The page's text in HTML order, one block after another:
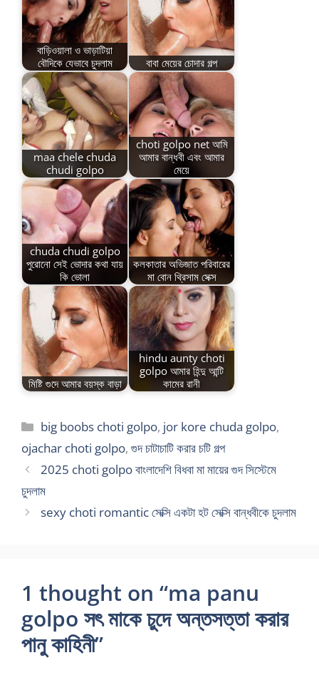
বাড়িওয়ালা ও ভাড়াটিয়া
বৌদিকে যেভাবে চুদলাম
বাবা মেয়ের চোদার গল্প
maa chele chuda
chudi golpo
choti golpo net আমি
আমার বান্ধবী এবং আমার
মেয়ে
chuda chudi golpo
পুরোনো সেই ভোদার কথা যায়
কি ভোলা
কলকাতার অভিজাত পরিবারের
মা বোন থ্রিসাম সেক্স
মিষ্টি গুদে আমার বয়স্ক বাড়া
hindu aunty choti
golpo আমার হিন্দু আন্টি
কামের রানী
Categories
big boobs choti golpo, jor kore chuda golpo,
ojachar choti golpo, গুদ চাটাচাটি করার চটি গল্প
2025 choti golpo বাংলাদেশি বিধবা মা মায়ের গুদ সিস্টেমে
চুদলাম
sexy choti romantic সেক্সি একটা হট সেক্সি বান্ধবীকে চুদলাম
1 thought on “ma panu
golpo সৎ মাকে চুদে অন্তসত্তা করার
পানু কাহিনী”